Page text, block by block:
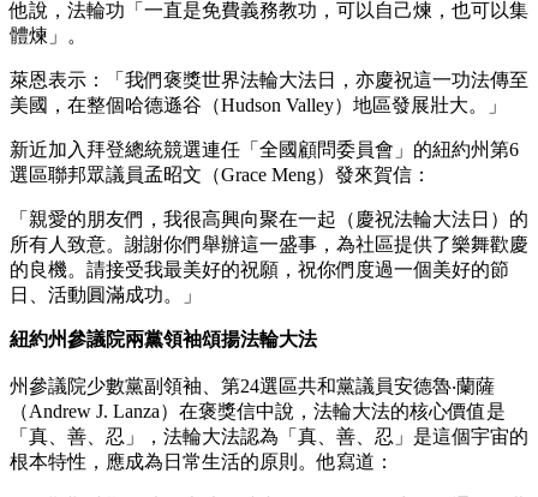
他說，法輪功「一直是免費義務教功，可以自己煉，也可以集
體煉」。
萊恩表示：「我們褒獎世界法輪大法日，亦慶祝這一功法傳至
美國，在整個哈德遜谷（Hudson Valley）地區發展壯大。」
新近加入拜登總統競選連任「全國顧問委員會」的紐約州第6
選區聯邦眾議員孟昭文（Grace Meng）發來賀信：
「親愛的朋友們，我很高興向聚在一起（慶祝法輪大法日）的
所有人致意。謝謝你們舉辦這一盛事，為社區提供了樂舞歡慶
的良機。請接受我最美好的祝願，祝你們度過一個美好的節
日、活動圓滿成功。」
紐約州參議院兩黨領袖頌揚法輪大法
州參議院少數黨副領袖、第24選區共和黨議員安德魯‧蘭薩
（Andrew J. Lanza）在褒獎信中說，法輪大法的核心價值是
「真、善、忍」，法輪大法認為「真、善、忍」是這個宇宙的
根本特性，應成為日常生活的原則。他寫道：